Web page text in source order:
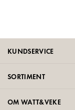
KUNDSERVICE
SORTIMENT
OM WATT&VEKE